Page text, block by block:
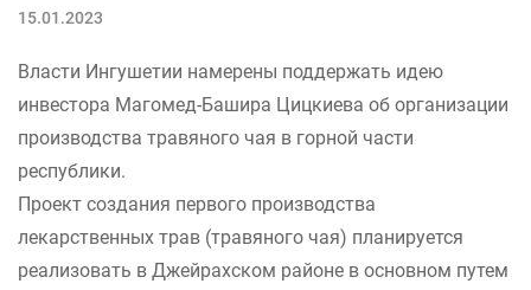
15.01.2023
Власти Ингушетии намерены поддержать идею
инвестора Магомед-Башира Цицкиева об организации
производства травяного чая в горной части
республики.
Проект создания первого производства
лекарственных трав (травяного чая) планируется
реализовать в Джейрахском районе в основном путем